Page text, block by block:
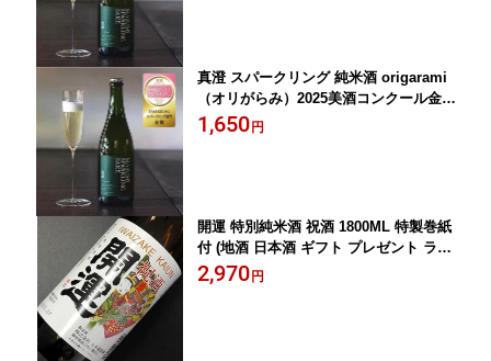
真澄 スパークリング 純米酒 origarami
（オリがらみ）2025美酒コンクール金賞
受賞 375ML （宮坂醸造 澱がらみ 日本
酒 酒 ギフト プレゼント ランキング 人
1,650 円
開運 特別純米酒 祝酒 1800ML 特製巻紙
付 (地酒 日本酒 ギフト プレゼント ラン
キング 通販 専門店 ラッピング 人気 誕
生日 内祝い 退職祝い 上司 お父さん お
2,970 円